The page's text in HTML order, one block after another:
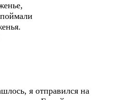
я отправился на